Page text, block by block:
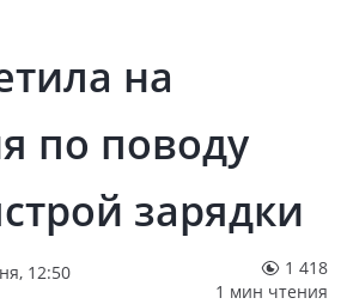
на
по поводу
зарядки
12:50
1 418
1 мин чтения